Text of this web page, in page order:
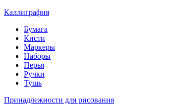
Каллиграфия
Бумага
Кисти
Маркеры
Наборы
Перья
Ручки
Тушь
Принадлежности для рисования